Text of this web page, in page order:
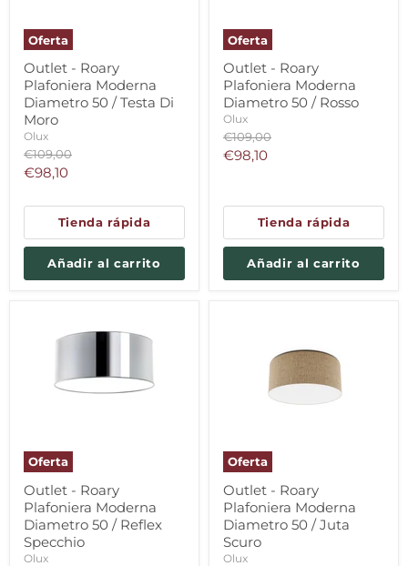
Oferta
Outlet - Roary
Plafoniera Moderna
Diametro 50 / Testa Di
Moro
Olux
Precio
original
€109,00
Precio
€98,10
Tienda rápida
Añadir al carrito
Oferta
Outlet - Roary
Plafoniera Moderna
Diametro 50 / Rosso
Olux
Precio
original
€109,00
Precio
€98,10
Tienda rápida
Añadir al carrito
Oferta
Outlet - Roary
Plafoniera Moderna
Diametro 50 / Reflex
Specchio
Olux
Oferta
Outlet - Roary
Plafoniera Moderna
Diametro 50 / Juta
Scuro
Olux